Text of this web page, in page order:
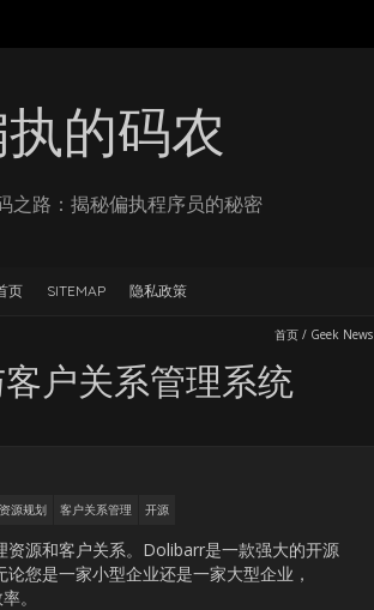
的码农
之路：揭秘偏执程序员的秘密
页 SITEMAP 隐私政策
首页 / Geek News
户关系管理系统
源规划 客户关系管理 开源
源和客户关系。Dolibarr是一款强大的开源
您是一家小型企业还是一家大型企业，
。